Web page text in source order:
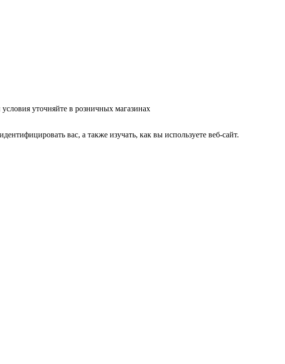
уточняйте в розничных магазинах
вас, а также изучать, как вы используете веб-сайт.